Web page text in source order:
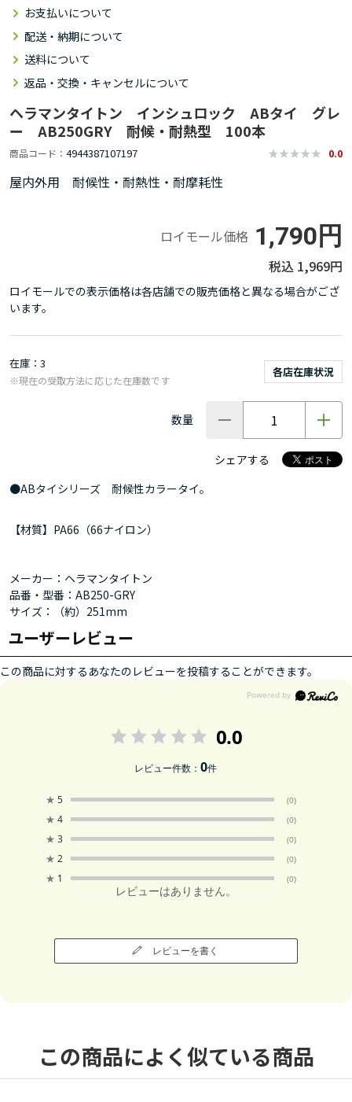
お支払いについて
配送・納期について
送料について
返品・交換・キャンセルについて
ヘラマンタイトン インシュロック ABタイ グレ
ー AB250GRY 耐候・耐熱型 100本
商品コード 4944387107197 0.0
屋内外用 耐候性・耐熱性・耐摩耗性
ロイモール価格 1,790円
1,969円
ロイモールでの表示価格は各店舗での販売価格と異なる場合がござ
います。
在庫 3
各店在庫状況
※現在の受取方法に応じた在庫数です
数量
シェアする
●ABタイシリーズ 耐候性カラータイ。
【材質】PA66（66ナイロン）
メーカー：ヘラマンタイトン
品番・型番：AB250-GRY
サイズ：（約）251mm
ユーザーレビュー
この商品に対するあなたのレビューを投稿することができます。
0.0
レビュー件数：0件
★ 5 (0)
★ 4 (0)
★ 3 (0)
★ 2 (0)
★ 1 (0)
レビューはありません。
レビューを書く
この商品によく似ている商品